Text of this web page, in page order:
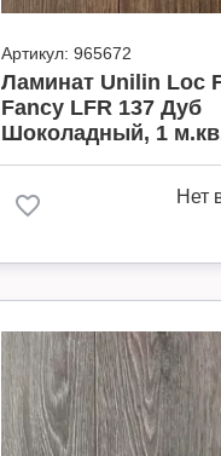
Артикул: 965672
Ламинат Unilin Loc
Fancy LFR 137 Дуб
Шоколадный, 1
Нет